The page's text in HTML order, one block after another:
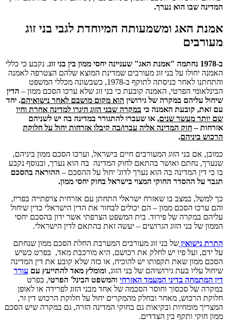
המדינה שבו הוא נערך.
אמנת האג ומשמעותה המיוחדת לגבי בני זוג
מעורבים
ב-1978 נחתמה "אמנת האג" שעניינה יחסי ממון בין בני זוג
. נקבע כי כללי
האמנה יחולו על בני זוג מעורבים שמדינת המוצא שלהם הצטרפה לאמנה
והתחתנו לאחר כניסתה לתוקף ב-1978, כשבשונה מכללי המשפט
הבינלאומי הפרטי, האמנה קובעת כי בני זוג שלא ערכו הסכם ממון – הדין
שיחול עליהם במקרה של גירושין הוא מקום מושבם לאחר נישואיהם. יחד
עם זאת, קובעת האמנה כי במקרה שבני הזוג היגרו למדינה אחרת וחיו
שם יותר מעשר שנים, או שעברו להתגורר במדינה בה יש לשניהם
אזרחות –חוק המדינה אליה עברו/בה קיבלו אזרחות יחול על חלוקת
הרכוש ביניהם.
כמובן, אם בני הזוג המעורבים חיים בישראל, וערכו הסכם ממון ביניהם,
שנערך, נחתם ואושר בהתאם לחוק המדינה בה הוא נערך, ובנוסף נקבע
בו כי דין המדינה בה הוא נערך לדוג' יחול על ההסכם – ההוראה בהסכם
תגבר על ההסדר החוקי המצוי בישראל בחוק יחסי ממון.
כך למשל, במצב בו שאזרח ישראלי התחתן עם אזרחית צרפתייה בפריז,
והם ערכו הסכם ממון – הם יכולים לבחור את הדין הישראלי כדין שיחול
עליהם במקרה של פירוד. בית המשפט הצרפתי אשר ידון בהסכם יחסי
הממון של בני הזוג הגרושים – יעשה זאת בהתאם לדין הישראלי.
התרת נישואין של בני זוג מעורבים המערבת החלת הסכם ממון שנחתם
על ידם, ועל פיו יש לחלק את רכושם, היא מורכבת מאד, בפרט כשיש
הסכם ממון שאת תקפותו יש להוכיח, או כזה שלא קובע את דין המדינה
שיחול עליו בעת גירושיהם של בני הזוג, ומומלץ מאד להתייעץ עם עורך
דין המתמחה בדיני המעמד האזרחי והמשפט הבינל' הפרטי, בפרט
במקרה של סכסוך וחוסר הסכמה של אחד מבני הזוג לפרידה או לאופן
חלוקת הרכוש, מאחר ובחלק מהמקרים יחול על חלוקת הרכוש דין זר,
המצריך מומחיות ובקיאות גם בחוקי המדינה הזרה, גם במקרה שיש הסכם
ממון חוקי ותקף בין הצדדים.